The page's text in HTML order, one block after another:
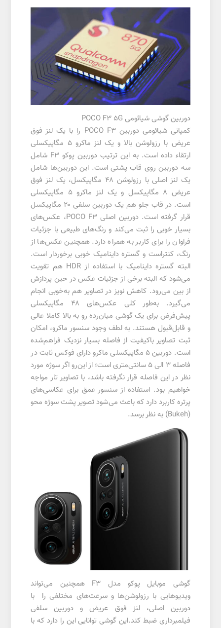
دوربین گوشی شیائومی POCO F3 5G
کمپانی شیائومی دوربین POCO F3 را با یک لنز فوق
عریض با رزولوشن بالا و یک لنز ماکرو ۵ مگاپیکسلی
ارتقاء داده است. به این ترتیب دوربین پوکو F3 شامل
سه دوربین روی قاب پشتی است. این دوربین‌ها شامل
یک لنز اصلی با رزولوشن ۴۸ مگاپیکسل، یک لنز فوق
عریض ۸ مگاپیکسل و یک لنز ماکرو ۵ مگاپیکسلی
است. در قاب جلو هم یک دوربین سلفی ۲۰ مگاپیکسل
قرار گرفته است. دوربین اصلی POCO F3، عکس‌های
بسیار خوبی را ثبت می‌کند و رنگ‌های طبیعی با جزئیات
فراوان را برای کاربر به همراه دارد. همچنین عکس‌ها از
رنگ، کنتراست و گستره داینامیک خوبی برخوردار است.
البته گستره داینامیک با استفاده از HDR هم تقویت
می‌شود که البته برخی از جزئیات عکس در حین پردازش
از بین می‌رود. کاهش نویز در تصاویر هم به‌خوبی انجام
می‌گیرد. به‌طور کلی عکس‌های ۴۸ مگاپیکسلی
پیش‌فرض برای یک گوشی میان‌رده رو به بالا کاملا عالی
و قابل‌قبول هستند. به لطف وجود سنسور ماکرو، امکان
ثبت تصاویر باکیفیت از فاصله بسیار نزدیک فراهم‌شده
است. دوربین ۵ مگاپیکسلی ماکرو دارای فوکس ثابت در
فاصله ۳ الی ۵ سانتی‌متری است؛ از این‌رو اگر سوژه مورد
نظر در این فاصله قرار نگرفته باشد، با تصاویر تار مواجه
خواهیم بود. استفاده از سنسور عمق برای عکاسی‎‌های
پرتره کاربرد دارد که باعث می‌‎شود تصویر پشت سوژه محو
(Bukeh) به نظر برسد.
گوشی موبایل پوکو مدل F3 همچنین می‌تواند
ویدیوهایی با رزولوشن‌ها و سرعت‌های مختلفی را با
دوربین اصلی، لنز فوق عریض و دوربین سلفی
فیلمبرداری ضبط کند.این گوشی توانایی این را دارد که با